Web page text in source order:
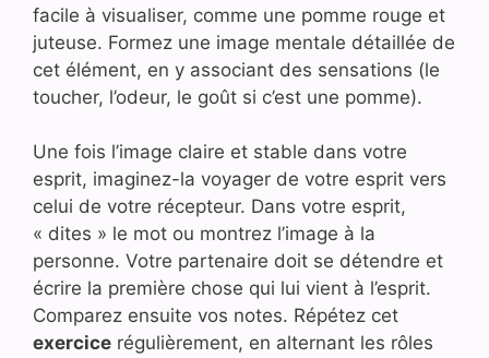
facile à visualiser, comme une pomme rouge et
juteuse. Formez une image mentale détaillée de
cet élément, en y associant des sensations (le
toucher, l’odeur, le goût si c’est une pomme).
Une fois l’image claire et stable dans votre
esprit, imaginez-la voyager de votre esprit vers
celui de votre récepteur. Dans votre esprit,
« dites » le mot ou montrez l’image à la
personne. Votre partenaire doit se détendre et
écrire la première chose qui lui vient à l’esprit.
Comparez ensuite vos notes. Répétez cet
exercice régulièrement, en alternant les rôles